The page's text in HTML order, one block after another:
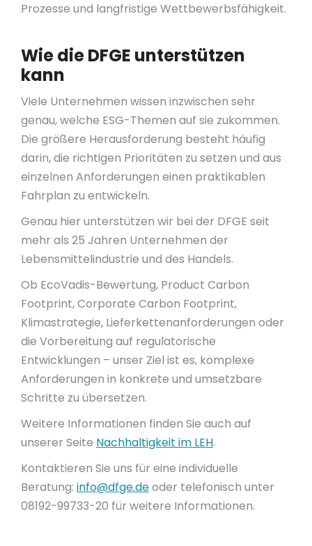
Prozesse und langfristige Wettbewerbsfähigkeit.
Wie die DFGE unterstützen
kann
Viele Unternehmen wissen inzwischen sehr
genau, welche ESG-Themen auf sie zukommen.
Die größere Herausforderung besteht häufig
darin, die richtigen Prioritäten zu setzen und aus
einzelnen Anforderungen einen praktikablen
Fahrplan zu entwickeln.
Genau hier unterstützen wir bei der DFGE seit
mehr als 25 Jahren Unternehmen der
Lebensmittelindustrie und des Handels.
Ob EcoVadis-Bewertung, Product Carbon
Footprint, Corporate Carbon Footprint,
Klimastrategie, Lieferkettenanforderungen oder
die Vorbereitung auf regulatorische
Entwicklungen – unser Ziel ist es, komplexe
Anforderungen in konkrete und umsetzbare
Schritte zu übersetzen.
Weitere Informationen finden Sie auch auf
unserer Seite Nachhaltigkeit im LEH.
Kontaktieren Sie uns für eine individuelle
Beratung: info@dfge.deoder telefonisch unter
08192-99733-20 für weitere Informationen.